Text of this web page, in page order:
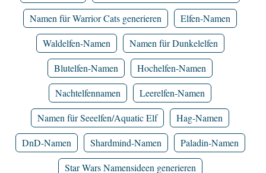
Namen für Warrior Cats generieren
Elfen-Namen
Waldelfen-Namen
Namen für Dunkelelfen
Blutelfen-Namen
Hochelfen-Namen
Nachtelfennamen
Leerelfen-Namen
Namen für Seeelfen/Aquatic Elf
Hag-Namen
DnD-Namen
Shardmind-Namen
Paladin-Namen
Star Wars Namensideen generieren